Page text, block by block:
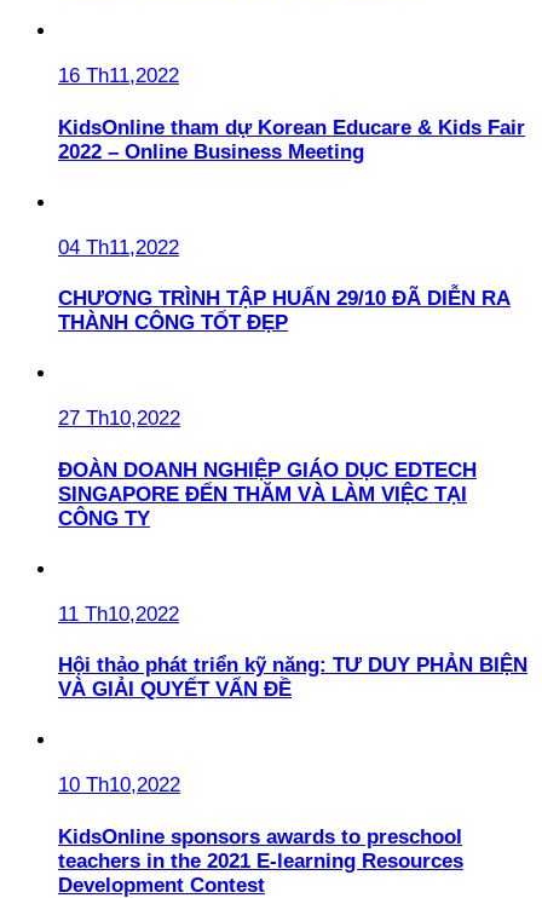
16 Th11,2022
KidsOnline tham dự Korean Educare & Kids Fair
2022 – Online Business Meeting
04 Th11,2022
CHƯƠNG TRÌNH TẬP HUẤN 29/10 ĐÃ DIỄN RA
THÀNH CÔNG TỐT ĐẸP
27 Th10,2022
ĐOÀN DOANH NGHIỆP GIÁO DỤC EDTECH
SINGAPORE ĐẾN THĂM VÀ LÀM VIỆC TẠI
CÔNG TY
11 Th10,2022
Hội thảo phát triển kỹ năng: TƯ DUY PHẢN BIỆN
VÀ GIẢI QUYẾT VẤN ĐỀ
10 Th10,2022
KidsOnline sponsors awards to preschool
teachers in the 2021 E-learning Resources
Development Contest